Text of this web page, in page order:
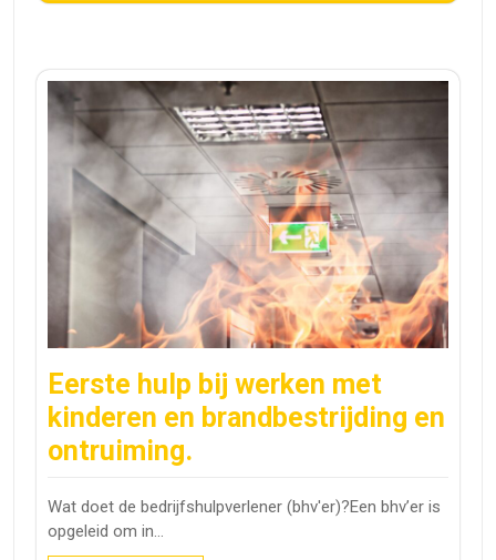
Eerste hulp bij werken met
kinderen en brandbestrijding en
ontruiming.
Wat doet de bedrijfshulpverlener (bhv'er)?Een bhv’er is
opgeleid om in…